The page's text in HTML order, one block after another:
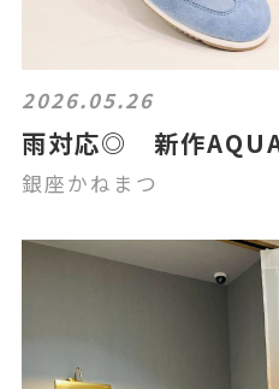
2026.05.26
雨対応◎ 新作AQUA
銀座かねまつ